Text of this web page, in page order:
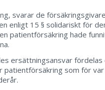
svarar de
enligt 15 § solidariskt för
patientförsäkring hade
ersättningsansvar
som för